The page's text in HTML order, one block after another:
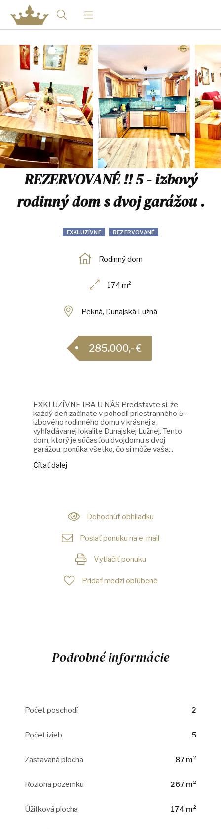
REZERVOVANÉ !! 5 - izbový
rodinný dom s dvoj garážou .
EXKLUZÍVNE REZERVOVANÉ
Rodinný dom
174 m²
Pekná, Dunajská Lužná
285.000,- €
EXKLUZÍVNE IBA U NÁS Predstavte si, že
každý deň začínate v pohodlí priestranného 5-
izbového rodinného domu v krásnej a
vyhľadávanej lokalite Dunajskej Lužnej. Tento
dom, ktorý je súčasťou dvojdomu s dvoj
garážou, ponúka všetko, čo si môže vaša...
Čítať ďalej
Dohodnúť obhliadku
Poslať ponuku na e-mail
Vytlačiť ponuku
Pridať medzi obľúbené
Podrobné informácie
Počet poschodí 2
Počet izieb 5
Zastavaná plocha 87 m²
Rozloha pozemku 267 m²
Úžitková plocha 174 m²